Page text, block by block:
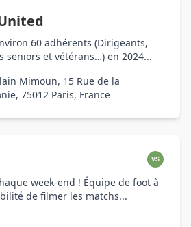
60 adhérents (Dirigeants,
seniors et vétérans…) en 2024...
Mimoun, 15 Rue de la
75012 Paris, France
VS
week-end ! Équipe de foot à
de filmer les matchs...